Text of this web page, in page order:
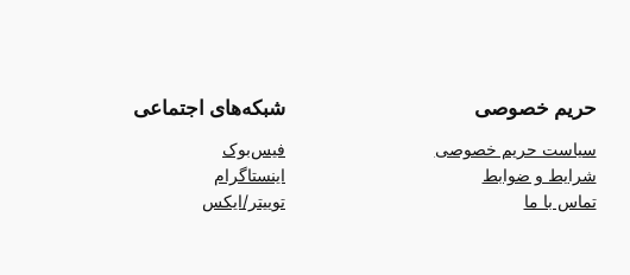
حریم خصوصی
سیاست حریم خصوصی
شرایط و ضوابط
تماس با ما
شبکه‌های اجتماعی
فیس‌بوک
اینستاگرام
توییتر/ایکس